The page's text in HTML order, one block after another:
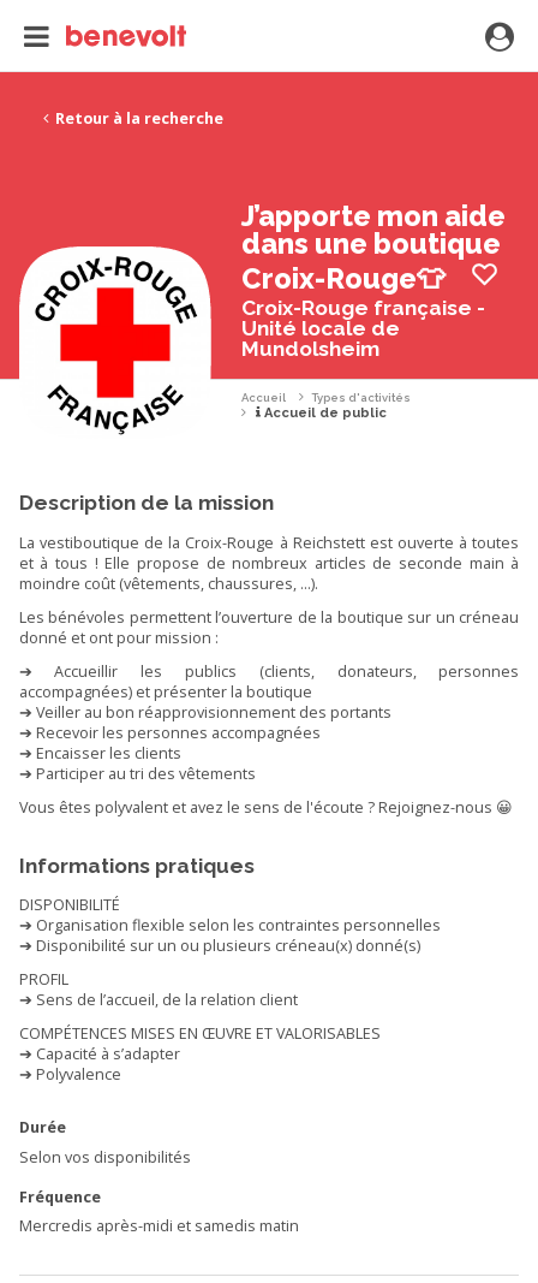
Retour à la recherche
J’apporte mon aide
dans une boutique
Croix-Rouge👕
Croix-Rouge française -
Unité locale de
Mundolsheim
Accueil Types d'activités
Accueil de public
Description de la mission
La vestiboutique de la Croix-Rouge à Reichstett est ouverte à toutes
et à tous ! Elle propose de nombreux articles de seconde main à
moindre coût (vêtements, chaussures, ...).
Les bénévoles permettent l’ouverture de la boutique sur un créneau
donné et ont pour mission :
➔ Accueillir les publics (clients, donateurs, personnes
accompagnées) et présenter la boutique
➔ Veiller au bon réapprovisionnement des portants
➔ Recevoir les personnes accompagnées
➔ Encaisser les clients
➔ Participer au tri des vêtements
Vous êtes polyvalent et avez le sens de l'écoute ? Rejoignez-nous 😀
Informations pratiques
DISPONIBILITÉ
➔ Organisation flexible selon les contraintes personnelles
➔ Disponibilité sur un ou plusieurs créneau(x) donné(s)
PROFIL
➔ Sens de l’accueil, de la relation client
COMPÉTENCES MISES EN ŒUVRE ET VALORISABLES
➔ Capacité à s’adapter
➔ Polyvalence
Durée
Selon vos disponibilités
Fréquence
Mercredis après-midi et samedis matin